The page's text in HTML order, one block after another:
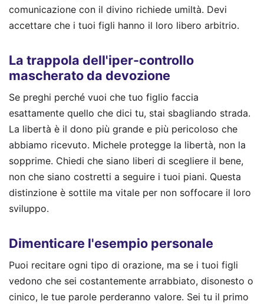
comunicazione con il divino richiede umiltà. Devi
accettare che i tuoi figli hanno il loro libero arbitrio.
La trappola dell'iper-controllo
mascherato da devozione
Se preghi perché vuoi che tuo figlio faccia
esattamente quello che dici tu, stai sbagliando strada.
La libertà è il dono più grande e più pericoloso che
abbiamo ricevuto. Michele protegge la libertà, non la
sopprime. Chiedi che siano liberi di scegliere il bene,
non che siano costretti a seguire i tuoi piani. Questa
distinzione è sottile ma vitale per non soffocare il loro
sviluppo.
Dimenticare l'esempio personale
Puoi recitare ogni tipo di orazione, ma se i tuoi figli
vedono che sei costantemente arrabbiato, disonesto o
cinico, le tue parole perderanno valore. Sei tu il primo